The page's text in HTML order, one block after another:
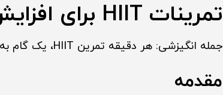
تمرینات HIIT برای افزایش متابولیسم
جمله انگیزشی: هر دقیقه تمرین HIIT، یک گام به سمت سوخت‌وساز بهتر و انرژی بیشتر است.
مقدمه